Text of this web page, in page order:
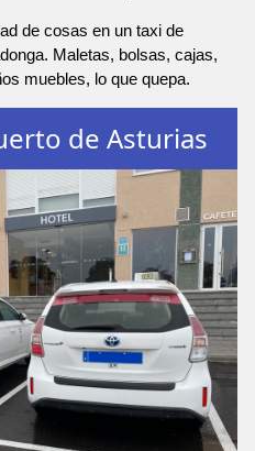
de cosas en un taxi de
Maletas, bolsas, cajas,
muebles, lo que quepa.
de Asturias